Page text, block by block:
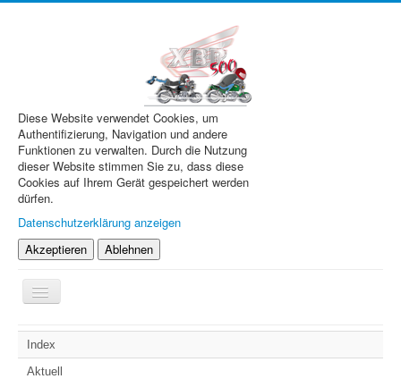
Diese Website verwendet Cookies, um
Authentifizierung, Navigation und andere
Funktionen zu verwalten. Durch die Nutzung
dieser Website stimmen Sie zu, dass diese
Cookies auf Ihrem Gerät gespeichert werden
dürfen.
Datenschutzerklärung anzeigen
Akzeptieren
Ablehnen
Navigation
an/aus
XBR.de
Technik
Index
Aktuell